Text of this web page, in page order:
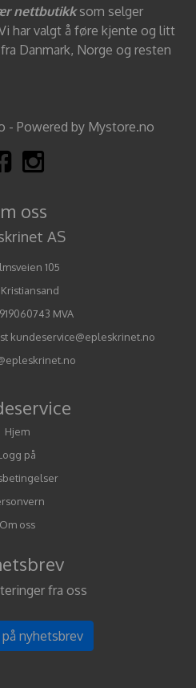
nettbutikksom selger
har valgt å føre kjente og litt
fra Danmark, Norge og resten
- Powered by Mystore.no
oss
AS
105
MVA
kundeservice@epleskrinet.no
Hjem
på
Om oss
fra oss
nyhetsbrev